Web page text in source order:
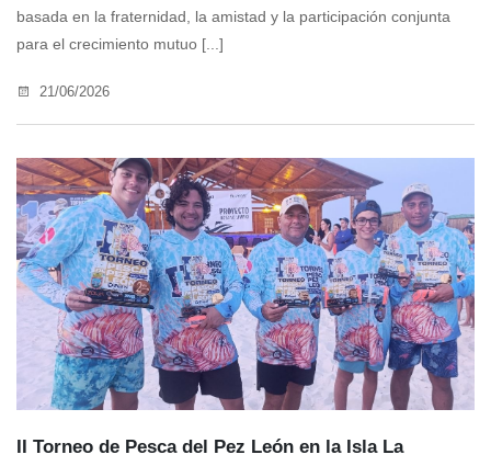
basada en la fraternidad, la amistad y la participación conjunta
para el crecimiento mutuo [...]
21/06/2026
II Torneo de Pesca del Pez León en la Isla La